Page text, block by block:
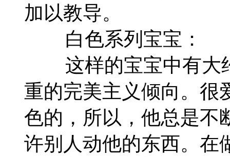
加以教导。
白色系列宝宝：
这样的宝宝中有大约
重的完美主义倾向。很
色的，所以，他总是不
许别人动他的东西。在